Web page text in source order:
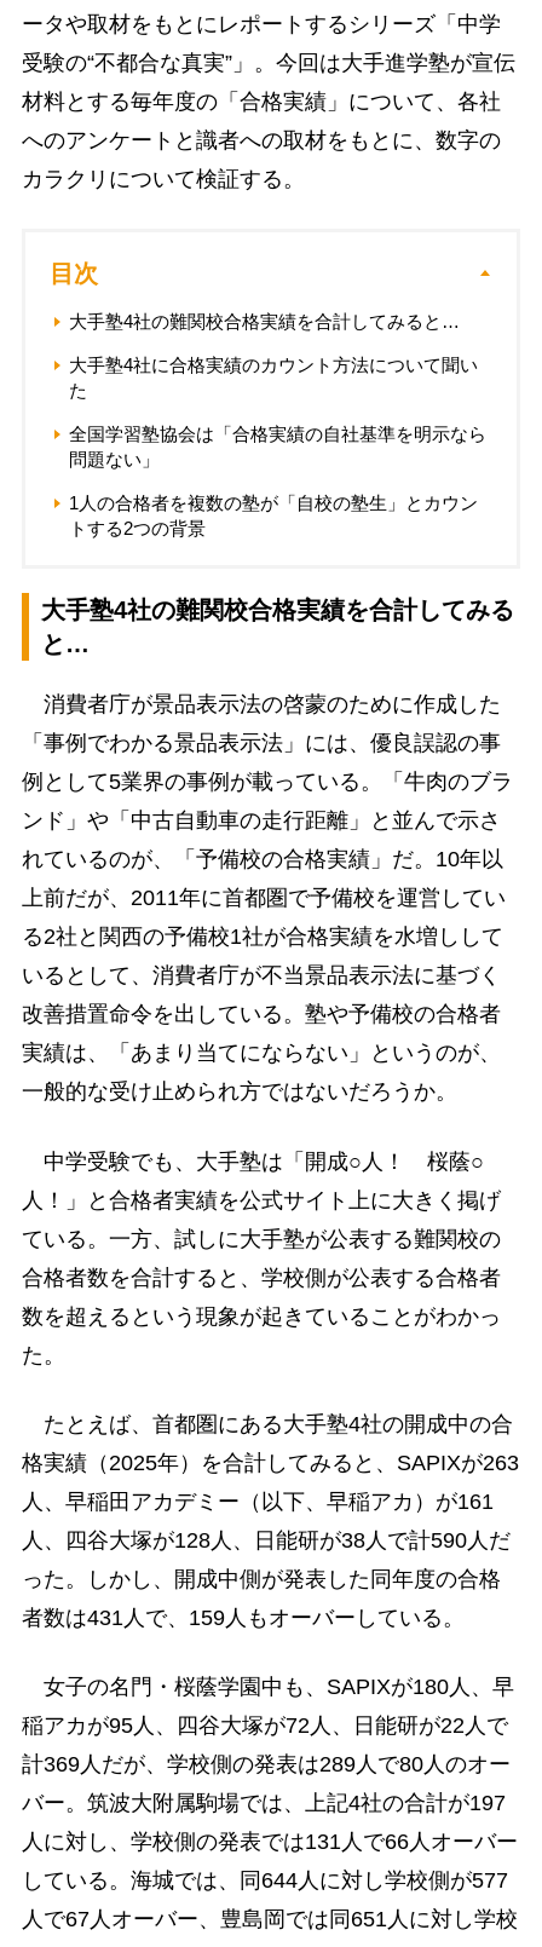
ータや取材をもとにレポートするシリーズ「中学
受験の“不都合な真実”」。今回は大手進学塾が宣伝
材料とする毎年度の「合格実績」について、各社
へのアンケートと識者への取材をもとに、数字の
カラクリについて検証する。
目次
大手塾4社の難関校合格実績を合計してみると…
大手塾4社に合格実績のカウント方法について聞い
た
全国学習塾協会は「合格実績の自社基準を明示なら
問題ない」
1人の合格者を複数の塾が「自校の塾生」とカウン
トする2つの背景
大手塾4社の難関校合格実績を合計してみる
と…
消費者庁が景品表示法の啓蒙のために作成した
「事例でわかる景品表示法」には、優良誤認の事
例として5業界の事例が載っている。「牛肉のブラ
ンド」や「中古自動車の走行距離」と並んで示さ
れているのが、「予備校の合格実績」だ。10年以
上前だが、2011年に首都圏で予備校を運営してい
る2社と関西の予備校1社が合格実績を水増しして
いるとして、消費者庁が不当景品表示法に基づく
改善措置命令を出している。塾や予備校の合格者
実績は、「あまり当てにならない」というのが、
一般的な受け止められ方ではないだろうか。
中学受験でも、大手塾は「開成○人！ 桜蔭○
人！」と合格者実績を公式サイト上に大きく掲げ
ている。一方、試しに大手塾が公表する難関校の
合格者数を合計すると、学校側が公表する合格者
数を超えるという現象が起きていることがわかっ
た。
たとえば、首都圏にある大手塾4社の開成中の合
格実績（2025年）を合計してみると、SAPIXが263
人、早稲田アカデミー（以下、早稲アカ）が161
人、四谷大塚が128人、日能研が38人で計590人だ
った。しかし、開成中側が発表した同年度の合格
者数は431人で、159人もオーバーしている。
女子の名門・桜蔭学園中も、SAPIXが180人、早
稲アカが95人、四谷大塚が72人、日能研が22人で
計369人だが、学校側の発表は289人で80人のオー
バー。筑波大附属駒場では、上記4社の合計が197
人に対し、学校側の発表では131人で66人オーバー
している。海城では、同644人に対し学校側が577
人で67人オーバー、豊島岡では同651人に対し学校